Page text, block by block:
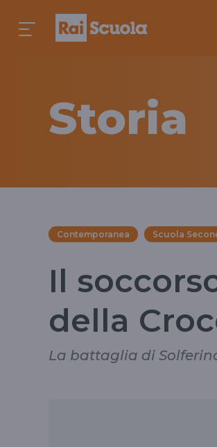
Storia
Contemporanea Scuola
Il
della
La battaglia di